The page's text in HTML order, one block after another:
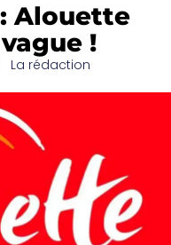
Alouette
!
La rédaction